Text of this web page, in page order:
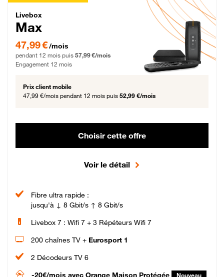
Livebox Max Fibre
Livebox
Max
47,99 € par mois pendant 12 mois puis 57,99 € par mois, Engagement 12 mois
47,99 €/mois
pendant 12 mois puis 57,99 €/mois
Engagement 12 mois
Prix client mobile
47,99 €/mois pendant 12 mois puis 52,99 €/mois
Choisir cette offre
Voir le détail
Fibre ultra rapide :
jusqu'à ↓ 8 Gbit/s ↑ 8 Gbit/s
Livebox 7 : Wifi 7 + 3 Répéteurs Wifi 7
200 chaînes TV + Eurosport 1
2 Décodeurs TV 6
-20€/mois avec Orange Maison Protégée Nouveau